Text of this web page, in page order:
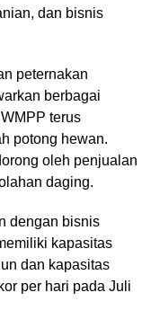
dan bisnis
peternakan
berbagai
terus
potong hewan.
oleh penjualan
daging.
dengan bisnis
kapasitas
dan kapasitas
per hari pada Juli